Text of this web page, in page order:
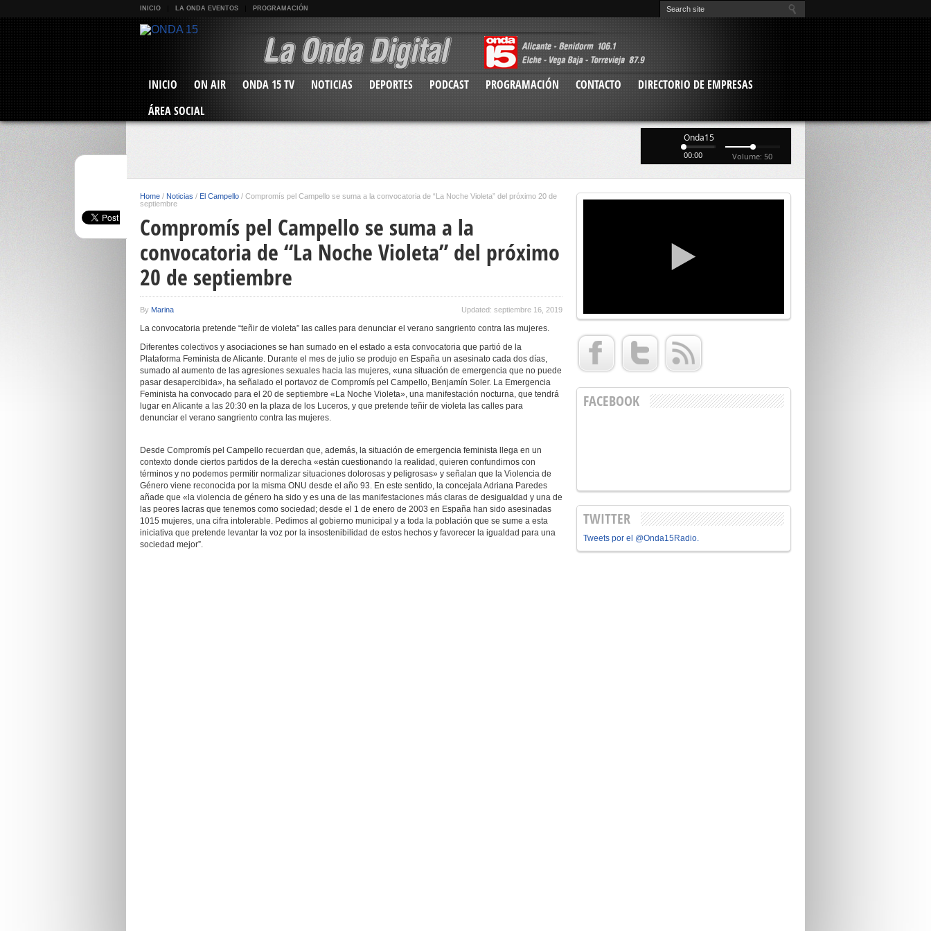
INICIO LA ONDA EVENTOS PROGRAMACIÓN
INICIO ON AIR ONDA 15 TV NOTICIAS DEPORTES PODCAST PROGRAMACIÓN CONTACTO
DIRECTORIO DE EMPRESAS
ÁREA SOCIAL
Onda15
00:00 Volume: 50
Home / Noticias / El Campello / Compromís pel Campello se suma a la convocatoria de “La Noche Violeta” del próximo 20 de
septiembre
Compromís pel Campello se suma a la
convocatoria de “La Noche Violeta” del próximo
20 de septiembre
By Marina Updated: septiembre 16, 2019
La convocatoria pretende “teñir de violeta” las calles para denunciar el verano sangriento contra las mujeres.
Diferentes colectivos y asociaciones se han sumado en el estado a esta convocatoria que partió de la
Plataforma Feminista de Alicante. Durante el mes de julio se produjo en España un asesinato cada dos días,
sumado al aumento de las agresiones sexuales hacia las mujeres, «una situación de emergencia que no puede
pasar desapercibida», ha señalado el portavoz de Compromís pel Campello, Benjamín Soler. La Emergencia
Feminista ha convocado para el 20 de septiembre «La Noche Violeta», una manifestación nocturna, que tendrá
lugar en Alicante a las 20:30 en la plaza de los Luceros, y que pretende teñir de violeta las calles para
denunciar el verano sangriento contra las mujeres.
Desde Compromís pel Campello recuerdan que, además, la situación de emergencia feminista llega en un
contexto donde ciertos partidos de la derecha «están cuestionando la realidad, quieren confundirnos con
términos y no podemos permitir normalizar situaciones dolorosas y peligrosas» y señalan que la Violencia de
Género viene reconocida por la misma ONU desde el año 93. En este sentido, la concejala Adriana Paredes
añade que «la violencia de género ha sido y es una de las manifestaciones más claras de desigualdad y una de
las peores lacras que tenemos como sociedad; desde el 1 de enero de 2003 en España han sido asesinadas
1015 mujeres, una cifra intolerable. Pedimos al gobierno municipal y a toda la población que se sume a esta
iniciativa que pretende levantar la voz por la insostenibilidad de estos hechos y favorecer la igualdad para una
sociedad mejor”.
FACEBOOK
TWITTER
Tweets por el @Onda15Radio.